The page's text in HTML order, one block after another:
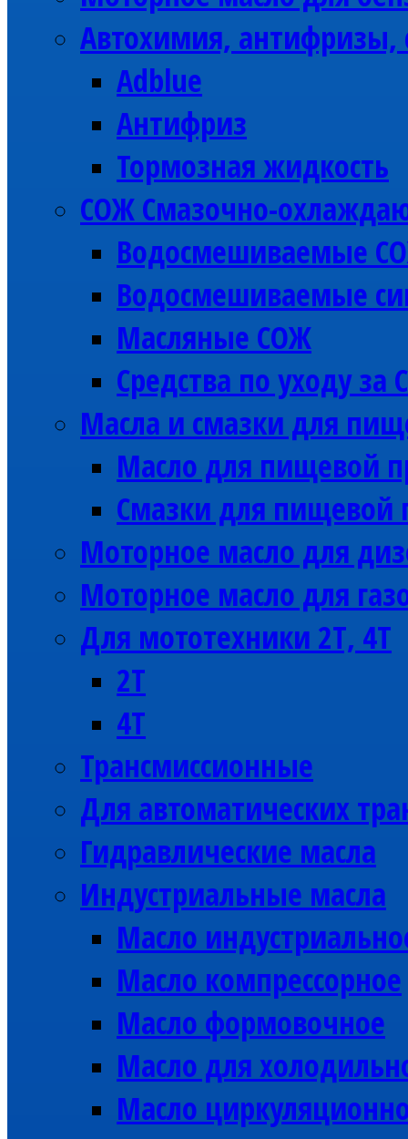
Автохимия, антифризы,
Adblue
Антифриз
Тормозная жидкость
СОЖ Смазочно-
Водосмешиваемые
Водосмешиваемые
Масляные СОЖ
Средства по уходу за
Масла и смазки для
Масло для пищевой
Смазки для
Моторное масло для
Моторное масло для
Для мототехники 2Т, 4Т
2Т
4Т
Трансмиссионные
Для автоматических
Гидравлические масла
Индустриальные масла
Масло
Масло компрессорное
Масло формовочное
Масло для
Масло